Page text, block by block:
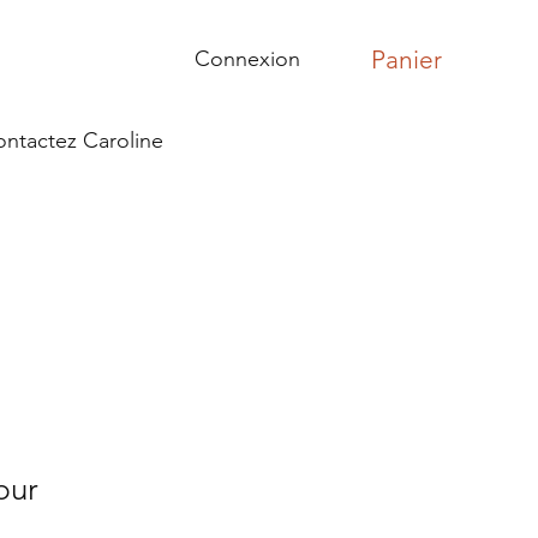
Panier
Connexion
Caroline